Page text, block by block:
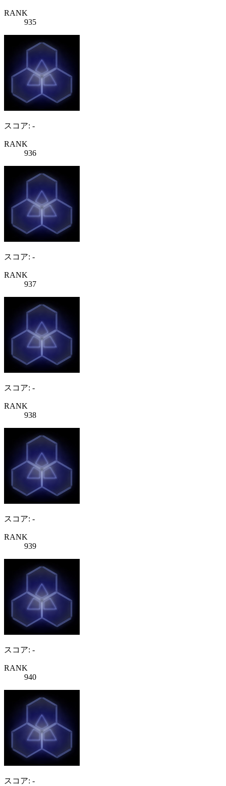
RANK
935
スコア: -
RANK
936
スコア: -
RANK
937
スコア: -
RANK
938
スコア: -
RANK
939
スコア: -
RANK
940
スコア: -